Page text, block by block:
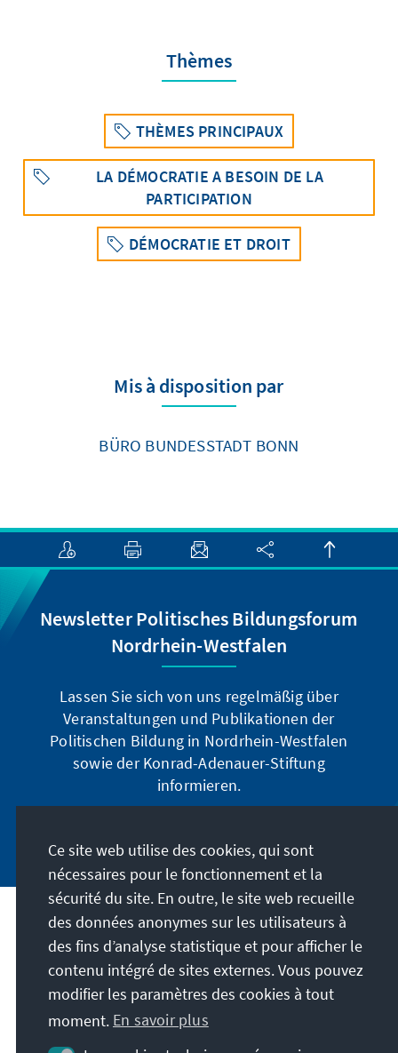
Thèmes
THÈMES PRINCIPAUX
LA DÉMOCRATIE A BESOIN DE LA
PARTICIPATION
DÉMOCRATIE ET DROIT
Mis à disposition par
BÜRO BUNDESSTADT BONN
Newsletter Politisches Bildungsforum
Nordrhein-Westfalen
Lassen Sie sich von uns regelmäßig über
Veranstaltungen und Publikationen der
Politischen Bildung in Nordrhein-Westfalen
sowie der Konrad-Adenauer-Stiftung
informieren.
Adresse
Contact
Visitez aussi
Ce site web utilise des cookies, qui sont
nécessaires pour le fonctionnement et la
sécurité du site. En outre, le site web recueille
des données anonymes sur les utilisateurs à
des fins d’analyse statistique et pour afficher le
contenu intégré de sites externes. Vous pouvez
modifier les paramètres des cookies à tout
moment. En savoir plus